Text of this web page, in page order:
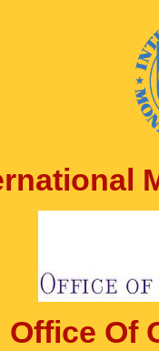
Office Of